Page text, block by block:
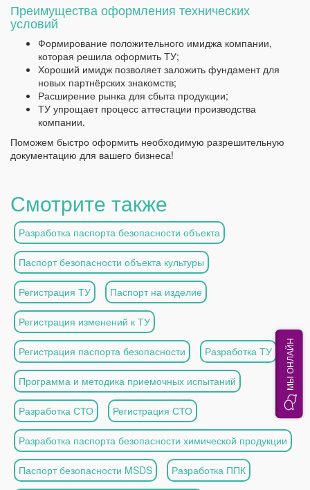
Преимущества оформления технических
условий
Формирование положительного имиджа компании,
которая решила оформить ТУ;
Хороший имидж позволяет заложить фундамент для
новых партнёрских знакомств;
Расширение рынка для сбыта продукции;
ТУ упрощает процесс аттестации производства
компании.
Поможем быстро оформить необходимую разрешительную
документацию для вашего бизнеса!
Смотрите также
Разработка паспорта безопасности объекта
Паспорт безопасности объекта культуры
Регистрация ТУ Паспорт на изделие
Регистрация изменений к ТУ
Регистрация паспорта безопасности Разработка ТУ
Программа и методика приемочных испытаний
Разработка СТО Регистрация СТО
Разработка паспорта безопасности химической продукции
Паспорт безопасности MSDS Разработка ППК
МЫ ОНЛАЙН